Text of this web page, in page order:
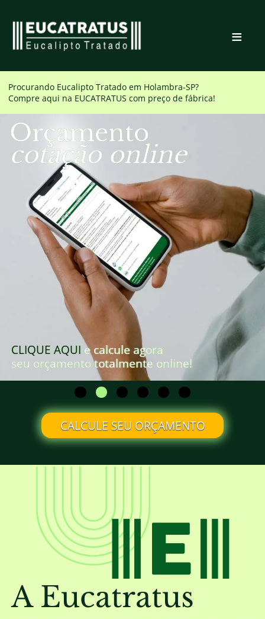
≡
Procurando Eucalipto Tratado em Holambra-SP?
Compre aqui na EUCATRATUS com preço de fábrica!
Orçamento
cotação online
CLIQUE AQUI e calcule agora
seu orçamento totalmente online!
CALCULE SEU ORÇAMENTO
A Eucatratus